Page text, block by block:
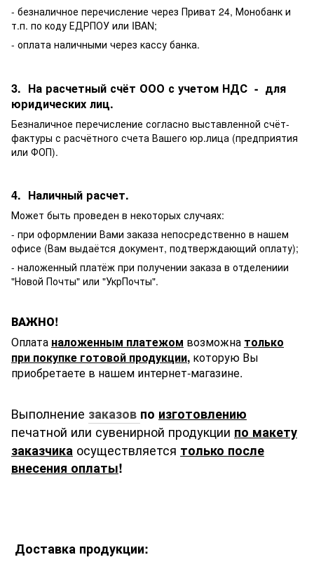
- безналичное перечисление через Приват 24, Монобанк и
т.п. по коду ЕДРПОУ или IBAN;
- оплата наличными через кассу банка.
3. На расчетный счёт ООО с учетом НДС - для
юридических лиц.
Безналичное перечисление согласно выставленной счёт-
фактуры с расчётного счета Вашего юр.лица (предприятия
или ФОП).
4. Наличный расчет.
Может быть проведен в некоторых случаях:
- при оформлении Вами заказа непосредственно в нашем
офисе (Вам выдаётся документ, подтверждающий оплату);
- наложенный платёж при получении заказа в отделениии
"Новой Почты" или "УкрПочты".
ВАЖНО!
Оплата наложенным платежом возможна только
при покупке готовой продукции, которую Вы
приобретаете в нашем интернет-магазине.
Выполнение заказов по изготовлению
печатной или сувенирной продукции по макету
заказчика осуществляется только после
внесения оплаты!
Доставка продукции: